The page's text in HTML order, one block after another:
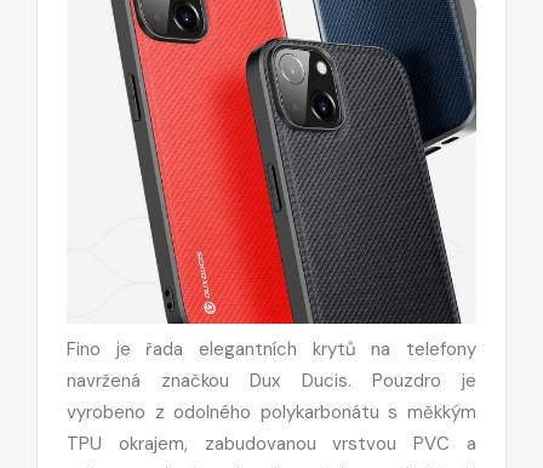
Fino je řada elegantních krytů na telefony
navržená značkou Dux Ducis. Pouzdro je
vyrobeno z odolného polykarbonátu s měkkým
TPU okrajem, zabudovanou vrstvou PVC a